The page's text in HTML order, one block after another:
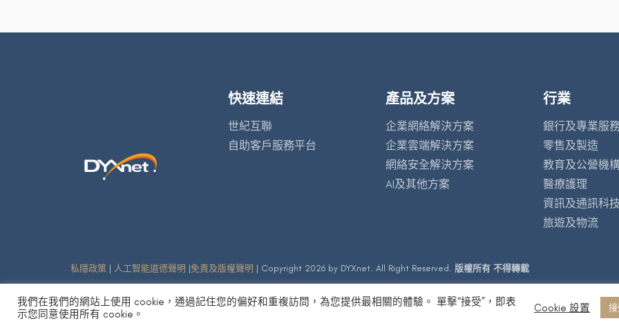
快速連結
世紀互聯
自助客戶服務平台
產品及方案
企業網絡解決方案
企業雲端解決方案
網絡安全解決方案
AI及其他方案
行業
銀行及專業服
零售及製造
教育及公營機
醫療護理
資訊及通訊科
旅遊及物流
私隱政策 | 人工智能道德聲明 |免責及版權聲明 | Copyright 2026 by DYXnet. All Right Reserved. 版權所有 不得轉載
我們在我們的網站上使用 cookie，通過記住您的偏好和重複訪問，為您提供最相關的體驗。 單擊“接受”，即表
示您同意使用所有 cookie。
Cookie 設置